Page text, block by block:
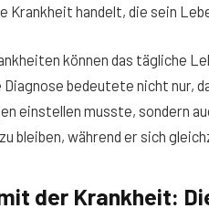
Krankheit handelt, die sein
können das tägliche
Diagnose bedeutete nicht nur,
einstellen musste, sondern
bleiben, während er sich
der Krankheit: